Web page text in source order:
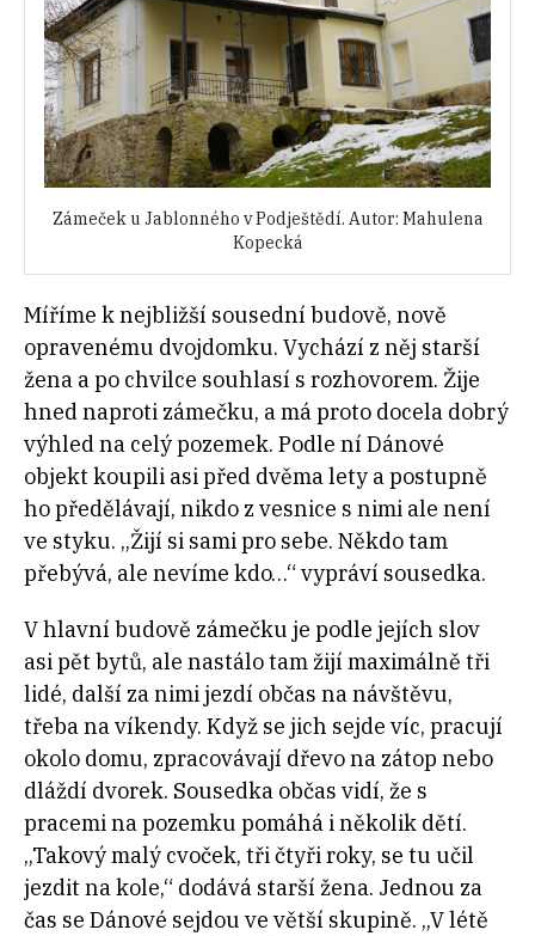
Zámeček u Jablonného v Podještědí. Autor: Mahulena
Kopecká
Míříme k nejbližší sousední budově, nově
opravenému dvojdomku. Vychází z něj starší
žena a po chvilce souhlasí s rozhovorem. Žije
hned naproti zámečku, a má proto docela dobrý
výhled na celý pozemek. Podle ní Dánové
objekt koupili asi před dvěma lety a postupně
ho předělávají, nikdo z vesnice s nimi ale není
ve styku. „Žijí si sami pro sebe. Někdo tam
přebývá, ale nevíme kdo…“ vypráví sousedka.
V hlavní budově zámečku je podle jejích slov
asi pět bytů, ale nastálo tam žijí maximálně tři
lidé, další za nimi jezdí občas na návštěvu,
třeba na víkendy. Když se jich sejde víc, pracují
okolo domu, zpracovávají dřevo na zátop nebo
dláždí dvorek. Sousedka občas vidí, že s
pracemi na pozemku pomáhá i několik dětí.
„Takový malý cvoček, tři čtyři roky, se tu učil
jezdit na kole,“ dodává starší žena. Jednou za
čas se Dánové sejdou ve větší skupině. „V létě